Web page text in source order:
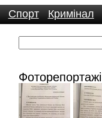
Спорт Кримінал
Фоторепортажі